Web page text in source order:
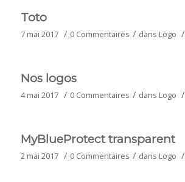
Toto
7 mai 2017 / 0 Commentaires / dans Logo /
Nos logos
4 mai 2017 / 0 Commentaires / dans Logo /
MyBlueProtect transparent
2 mai 2017 / 0 Commentaires / dans Logo /